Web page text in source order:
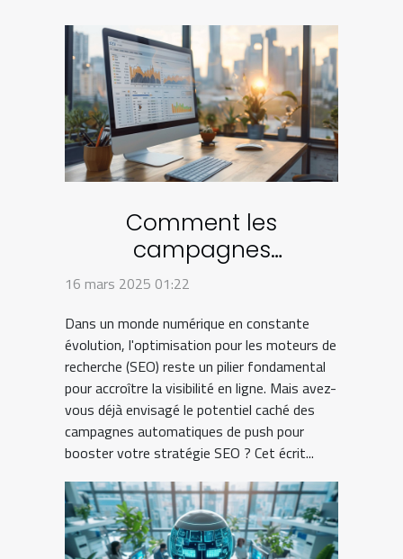
Comment les
campagnes
automatiques de push
votre stratégie SEO
16 mars 2025 01:22
Dans un monde numérique en constante
évolution, l'optimisation pour les moteurs de
recherche (SEO) reste un pilier fondamental
pour accroître la visibilité en ligne. Mais avez-
vous déjà envisagé le potentiel caché des
campagnes automatiques de push pour
booster votre stratégie SEO ? Cet écrit...